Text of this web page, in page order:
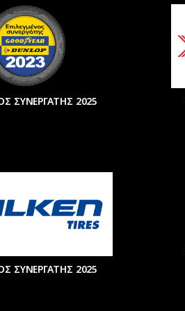
ΣΥΝΕΡΓΑΤΗΣ 2025
ΣΥΝΕΡΓΑΤΗΣ 2025